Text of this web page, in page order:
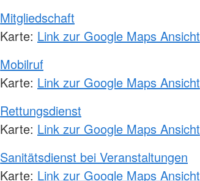
Mitgliedschaft
Karte: Link zur Google Maps Ansicht
Mobilruf
Karte: Link zur Google Maps Ansicht
Rettungsdienst
Karte: Link zur Google Maps Ansicht
Sanitätsdienst bei Veranstaltungen
Karte: Link zur Google Maps Ansicht